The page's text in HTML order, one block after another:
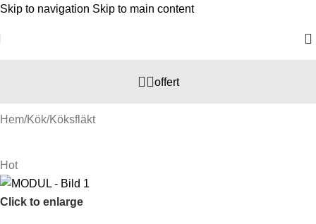
Skip to navigation Skip to main content
offert
Hem/Kök/Köksfläkt​
Hot
Click to enlarge